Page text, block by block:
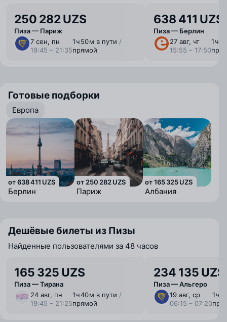
250 282 UZS
Пиза — Париж
7 сен, пн
19:45 – 21:35
1 ⁠ч 50 ⁠м в пути /
прямой
638 411 UZS
Пиза — Берлин
27 авг, чт
15:55 – 17:50
1 ⁠ч
Готовые подборки
Европа
от 638 411 UZS
Берлин
от 250 282 UZS
Париж
от 165 325 UZS
Албания
Дешёвые билеты из Пизы
Найденные пользователями за 48 часов
165 325 UZS
Пиза — Тирана
24 авг, пн
19:45 – 21:25
1 ⁠ч 40 ⁠м в пути /
прямой
234 135 UZS
Пиза — Альгеро
19 авг, ср
06:15 – 07:20
1 ⁠ч